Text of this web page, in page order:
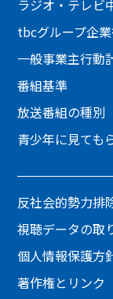
ラジオ・テレビ
tbcグループ企
一般事業主行動
番組基準
放送番組の種別
青少年に見ても
反社会的勢力排
視聴データの取
個人情報保護方
著作権とリンク